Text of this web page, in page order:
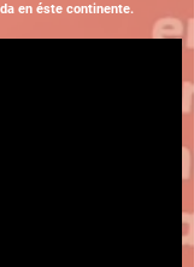
en éste continente.